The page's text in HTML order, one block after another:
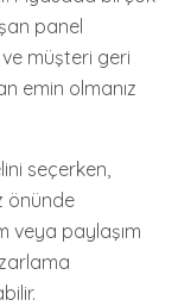
panel
müşteri geri
emin olmanız
seçerken,
önünde
veya paylaşım